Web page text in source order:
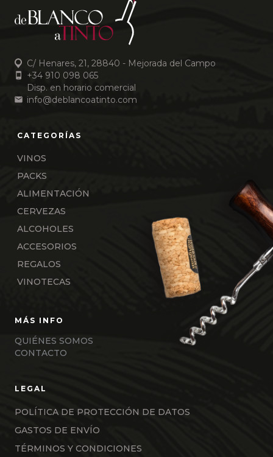
C/ Henares, 21, 28840 - Mejorada del Campo
+34 910 098 065
Disp. en horario comercial
info@deblancoatinto.com
VINOS
PACKS
ALIMENTACIÓN
CERVEZAS
ALCOHOLES
ACCESORIOS
REGALOS
VINOTECAS
QUIÉNES SOMOS
CONTACTO
POLÍTICA DE PROTECCIÓN DE DATOS
GASTOS DE ENVÍO
TÉRMINOS Y CONDICIONES